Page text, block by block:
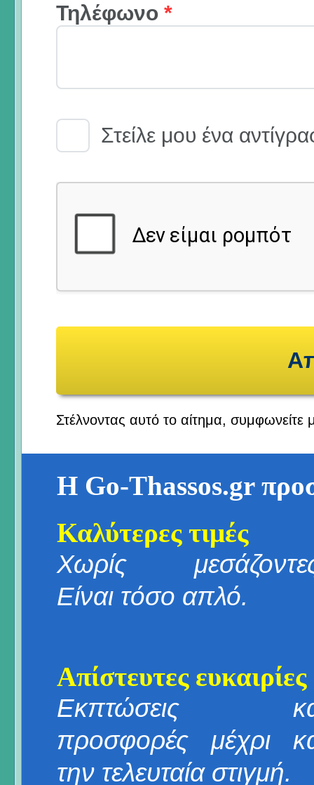
Τηλέφωνο *
Email Receipt
Στείλε μου ένα
Στέλνοντας αυτό το αίτημα, συμφωνείτε
Η Go-Thassos.gr
Καλύτερες τιμές
Χωρίς
Είναι τόσο απλό.
Απίστευτες ευκαιρίες
Εκπτώσεις
προσφορές μέχρι
την τελευταία στιγμή.